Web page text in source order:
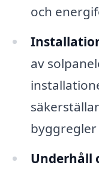
och
av
byggregler
Underhåll